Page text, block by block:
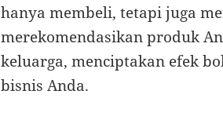
hanya membeli, tetapi juga
merekomendasikan produk
keluarga, menciptakan efek
bisnis Anda.